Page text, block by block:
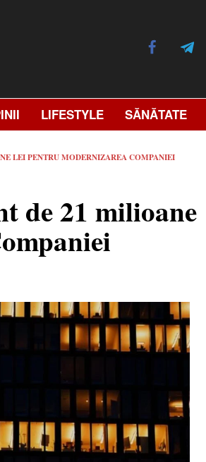
LIFESTYLE SĂNĂTATE
LEI PENTRU MODERNIZAREA COMPANIEI
de 21 milioane